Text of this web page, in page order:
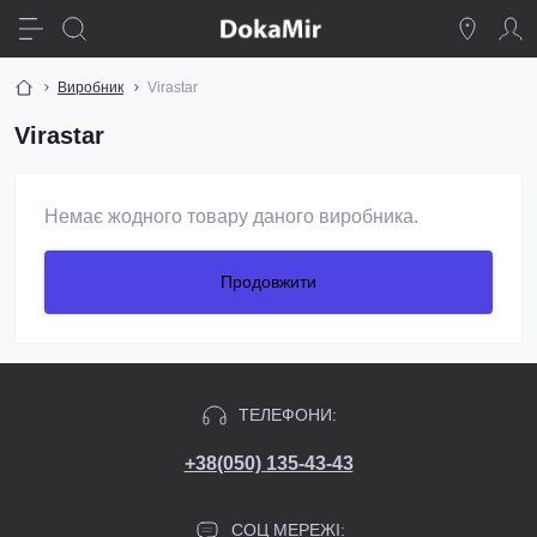
Виробник Virastar
Virastar
Немає жодного товару даного виробника.
Продовжити
ТЕЛЕФОНИ:
+38(050) 135-43-43
СОЦ МЕРЕЖІ: